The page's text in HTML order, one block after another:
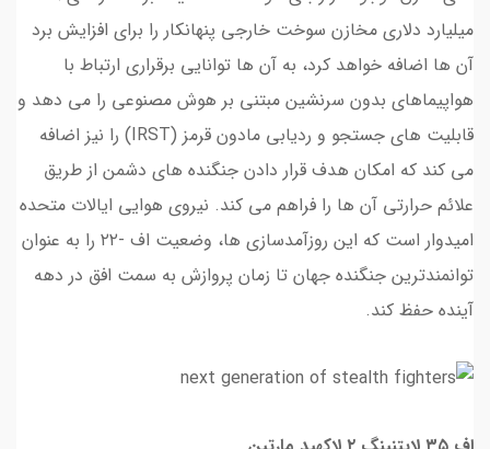
میلیارد دلاری مخازن سوخت خارجی پنهانکار را برای افزایش برد
آن ها اضافه خواهد کرد، به آن ها توانایی برقراری ارتباط با
هواپیماهای بدون سرنشین مبتنی بر هوش مصنوعی را می دهد و
قابلیت های جستجو و ردیابی مادون قرمز (IRST) را نیز اضافه
می کند که امکان هدف قرار دادن جنگنده های دشمن از طریق
علائم حرارتی آن ها را فراهم می کند. نیروی هوایی ایالات متحده
امیدوار است که این روزآمدسازی ها، وضعیت اف -۲۲ را به عنوان
توانمندترین جنگنده جهان تا زمان پروازش به سمت افق در دهه
آینده حفظ کند.